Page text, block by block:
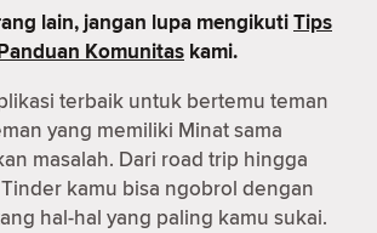
lain, jangan lupa mengikutiTips
Komunitas kami.
terbaik untuk bertemu teman
yang memiliki Minat sama
masalah. Dari road trip hingga
kamu bisa ngobrol dengan
hal-hal yang paling kamu sukai.